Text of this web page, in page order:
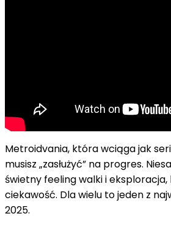
Metroidvania, która wciąga jak
musisz „zasłużyć” na progres.
świetny feeling walki i
ciekawość. Dla wielu to jeden z
2025.